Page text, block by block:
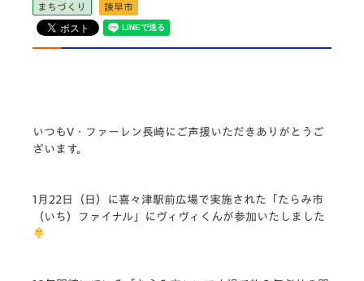
まちづくり 諫早市
いつもV・ファーレン長崎にご声援いただきありがとうご
ざいます。
1月22日（日）に喜々津駅前広場で実施された
「たらみ市
（いち）ファイナル」
にヴィヴィくんが参加いたしました